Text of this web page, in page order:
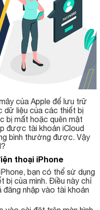
của Apple để lưu trữ
dữ liệu của các thiết bị
bị mất hoặc quên mật
được tài khoản iCloud
bình thường được. Vậy
thoại iPhone
bạn có thể sử dụng
bị của mình. Điều này chỉ
nhập vào tài khoản